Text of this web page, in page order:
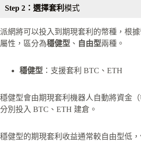
Step 2：選擇套利 模式
派網將可以投入到期現套利的幣種，根
屬性，區分為穩健型 、 自由型兩種。
穩健型 ：支援套利 BTC、ETH
穩健型會由期現套利機器人自動將資金（
分別投入 BTC、ETH 建倉。
穩健型的期現套利收益通常較自由型低，